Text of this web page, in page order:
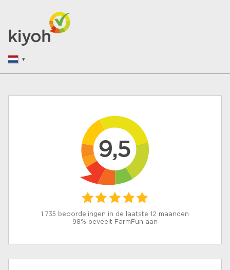
9,5
1.735 beoordelingen in de laatste 12 maanden
98% beveelt FarmFun aan